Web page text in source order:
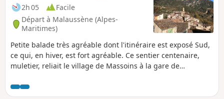
2h 05
Facile
Départ à Malaussène (Alpes-
Maritimes)
Petite balade très agréable dont l'itinéraire est exposé Sud,
ce qui, en hiver, est fort agréable. Ce sentier centenaire,
muletier, reliait le village de Massoins à la gare de
commerciaux.